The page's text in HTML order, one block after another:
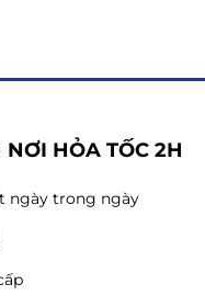
HỎA TỐC 2H
ngày trong ngày